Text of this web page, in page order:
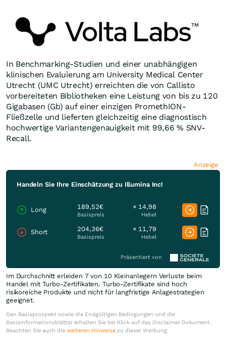
In Benchmarking-Studien und einer unabhängigen
klinischen Evaluierung am University Medical Center
Utrecht (UMC Utrecht) erreichten die von Callisto
vorbereiteten Bibliotheken eine Leistung von bis zu 120
Gigabasen (Gb) auf einer einzigen PromethION-
Fließzelle und lieferten gleichzeitig eine diagnostisch
hochwertige Variantengenauigkeit mit 99,66 % SNV-
Recall.
Anzeige
Handeln Sie Ihre Einschätzung zu Illumina Inc!
Long 189,52€
Basispreis
× 14,98
Hebel
Short 204,36€
Basispreis
× 11,79
Hebel
Präsentiert von
Im Durchschnitt erleiden 7 von 10 Kleinanlegern Verluste beim
Handel mit Turbo-Zertifikaten. Turbo-Zertifikate sind hoch
risikoreiche Produkte und nicht für langfristige Anlagestrategien
geeignet.
Den Basisprospekt sowie die Endgültigen Bedingungen und die
Basisinformationsblätter erhalten Sie bei Klick auf das Disclaimer Dokument.
Beachten Sie auch die weiteren Hinweise zu dieser Werbung.